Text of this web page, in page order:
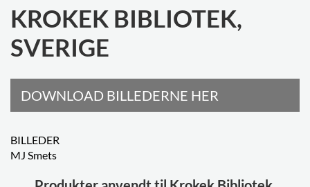
KROKEK BIBLIOTEK,
SVERIGE
DOWNLOAD BILLEDERNE HER
BILLEDER
MJ Smets